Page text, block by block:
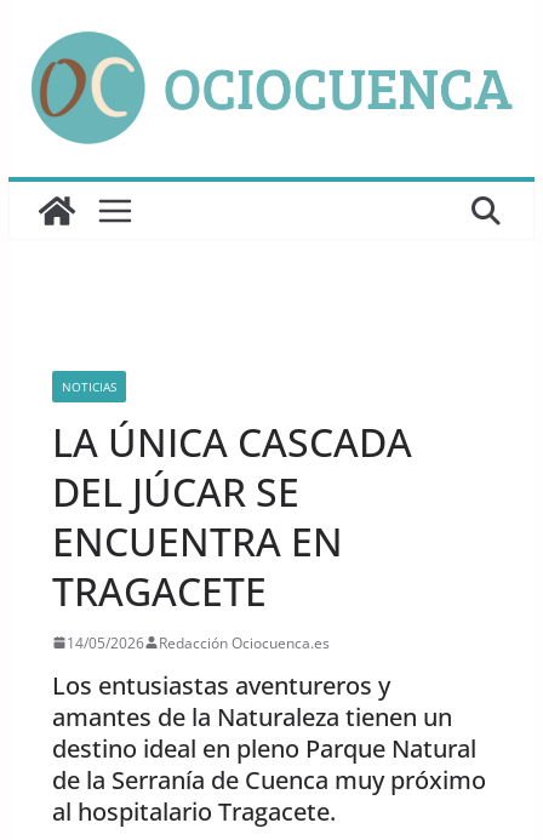
contenido
NOTICIAS
LA ÚNICA CASCADA
DEL JÚCAR SE
ENCUENTRA EN
TRAGACETE
14/05/2026 Redacción Ociocuenca.es
Los entusiastas aventureros y
amantes de la Naturaleza tienen un
destino ideal en pleno Parque Natural
de la Serranía de Cuenca muy próximo
al hospitalario Tragacete.